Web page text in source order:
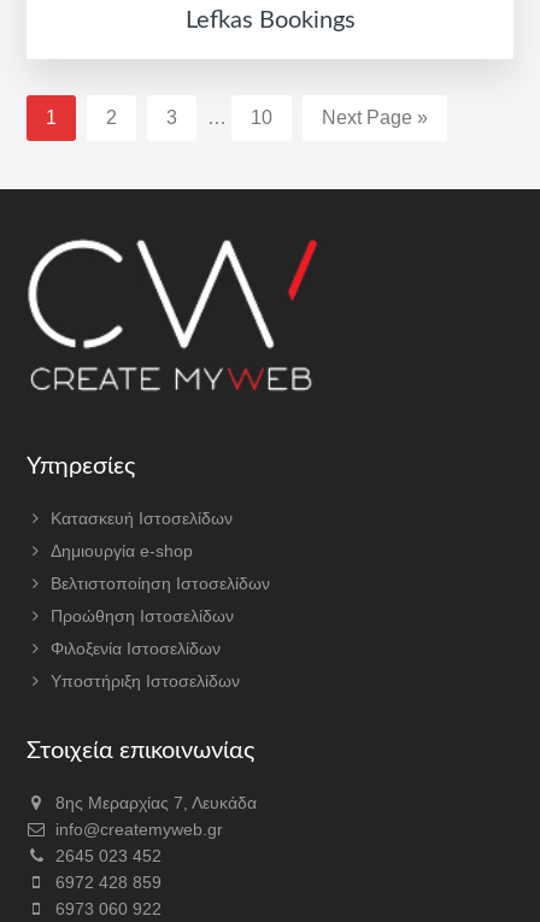
Lefkas Bookings
Σελίδα
1 Σελίδα
2 Σελίδα
3
Interim
… Σελίδα
10
Go
Next Page »
Footer
Υπηρεσίες
Κατασκευή Ιστοσελίδων
Δημιουργία e-shop
Βελτιστοποίηση Ιστοσελίδων
Προώθηση Ιστοσελίδων
Φιλοξενία Ιστοσελίδων
Υποστήριξη Ιστοσελίδων
Στοιχεία επικοινωνίας
8ης Μεραρχίας 7, Λευκάδα
info@createmyweb.gr
2645 023 452
6972 428 859
6973 060 922